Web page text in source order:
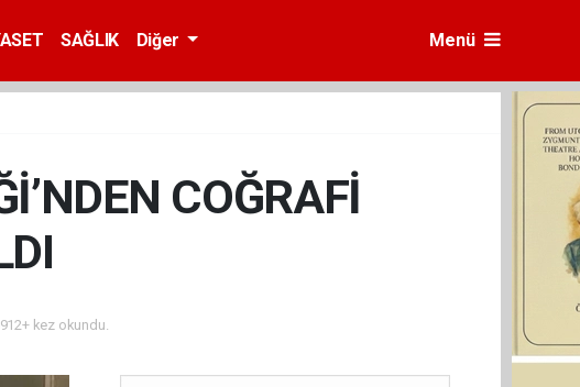
SAĞLIK Diğer Menü
COĞRAFİ
kez okundu.